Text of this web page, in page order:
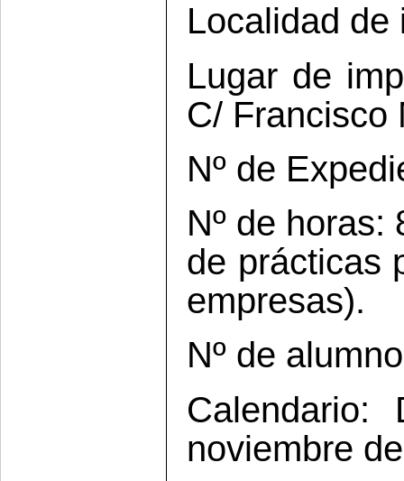
Localidad de
Lugar de
C/ Francisco
Nº de
Nº de horas:
de prácticas
empresas).
Nº de
noviembre